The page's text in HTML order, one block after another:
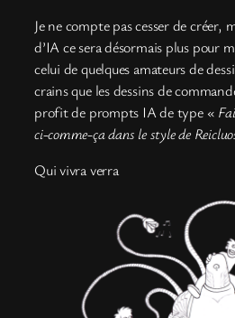
Je ne compte pas cesser de créer,
d’IA ce sera désormais plus pour
celui de quelques amateurs de
crains que les dessins de
profit de prompts IA de type «
ci-comme-ça dans le style de
Qui vivra verra